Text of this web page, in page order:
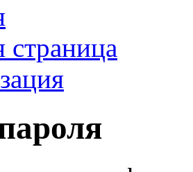
страница